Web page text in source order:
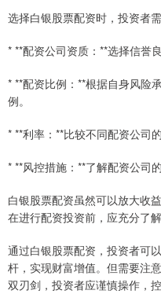
选择白银股票配资时，投资者
* **配资公司资质：**选择信誉
* **配资比例：**根据自身风险
例。
* **利率：**比较不同配资公司
* **风控措施：**了解配资公司
白银股票配资虽然可以放大收
在进行配资投资前，应充分了
通过白银股票配资，投资者可
杆，实现财富增值。但需要注
双刃剑，投资者应谨慎操作，控